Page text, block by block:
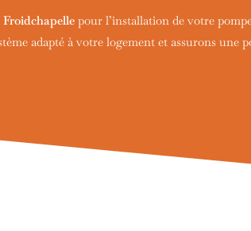
pour l’installation de votre
adapté à votre logement et assurons une